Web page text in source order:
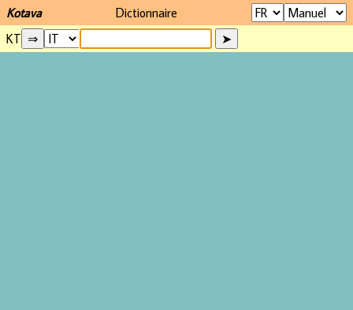
Kotava
Dictionnaire
KT